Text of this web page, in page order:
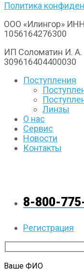
Политика
ООО «Илингор»
1056164276300
ИП Соломатин И.
309616404400030
Поступления
Линзы
О нас
Сервис
Новости
Контакты
8-800-
Регистрация
Ваше ФИО